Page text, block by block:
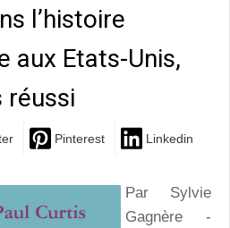
l’histoire
aux Etats-Unis,
réussi
Pinterest Linkedin
Par Sylvie
Gagnère -